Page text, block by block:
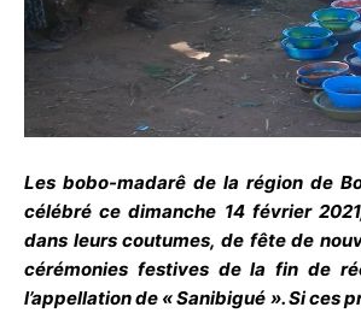
Les bobo-madarê de la région de
célébré ce dimanche 14 février
dans leurs coutumes, de fête de
cérémonies festives de la fin de
l’appellation de « Sanibigué ». Si ces